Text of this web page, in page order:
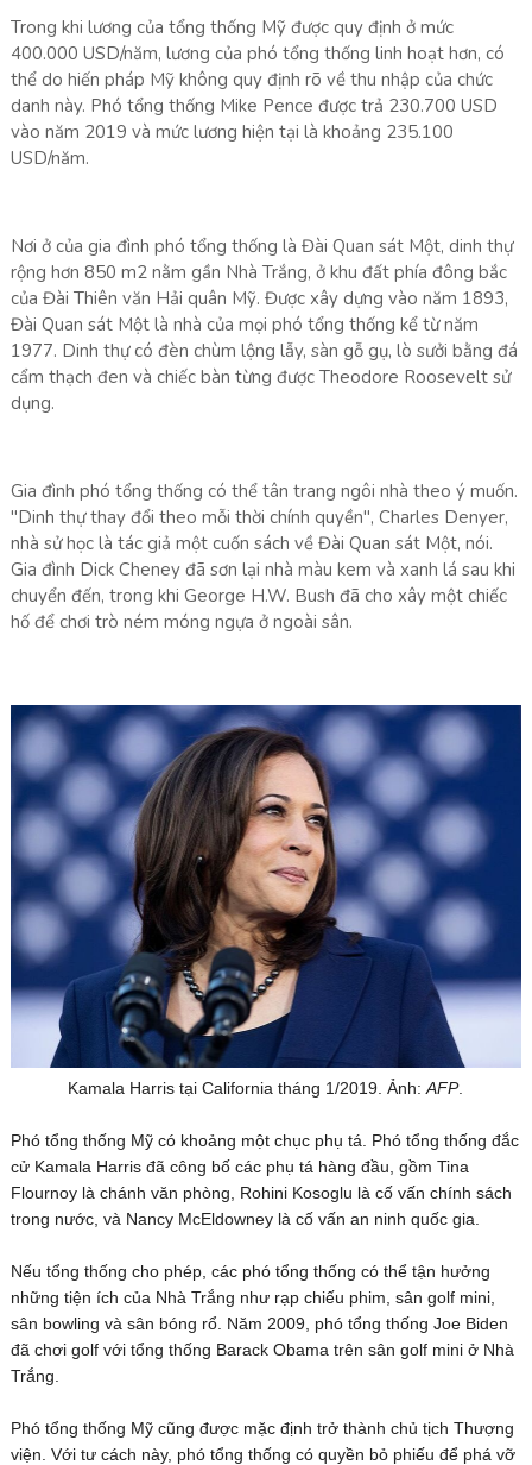
Trong khi lương của tổng thống Mỹ được quy định ở mức
400.000 USD/năm, lương của phó tổng thống linh hoạt hơn, có
thể do hiến pháp Mỹ không quy định rõ về thu nhập của chức
danh này. Phó tổng thống Mike Pence được trả 230.700 USD
vào năm 2019 và mức lương hiện tại là khoảng 235.100
USD/năm.
Nơi ở của gia đình phó tổng thống là Đài Quan sát Một, dinh thự
rộng hơn 850 m2 nằm gần Nhà Trắng, ở khu đất phía đông bắc
của Đài Thiên văn Hải quân Mỹ. Được xây dựng vào năm 1893,
Đài Quan sát Một là nhà của mọi phó tổng thống kể từ năm
1977. Dinh thự có đèn chùm lộng lẫy, sàn gỗ gụ, lò sưởi bằng đá
cẩm thạch đen và chiếc bàn từng được Theodore Roosevelt sử
dụng.
Gia đình phó tổng thống có thể tân trang ngôi nhà theo ý muốn.
"Dinh thự thay đổi theo mỗi thời chính quyền", Charles Denyer,
nhà sử học là tác giả một cuốn sách về Đài Quan sát Một, nói.
Gia đình Dick Cheney đã sơn lại nhà màu kem và xanh lá sau khi
chuyển đến, trong khi George H.W. Bush đã cho xây một chiếc
hố để chơi trò ném móng ngựa ở ngoài sân.
Kamala Harris tại California tháng 1/2019. Ảnh:AFP.
Phó tổng thống Mỹ có khoảng một chục phụ tá. Phó tổng thống đắc
cử Kamala Harris đã công bố các phụ tá hàng đầu, gồm Tina
Flournoy là chánh văn phòng, Rohini Kosoglu là cố vấn chính sách
trong nước, và Nancy McEldowney là cố vấn an ninh quốc gia.
Nếu tổng thống cho phép, các phó tổng thống có thể tận hưởng
những tiện ích của Nhà Trắng như rạp chiếu phim, sân golf mini,
sân bowling và sân bóng rổ. Năm 2009, phó tổng thống Joe Biden
đã chơi golf với tổng thống Barack Obama trên sân golf mini ở Nhà
Trắng.
Phó tổng thống Mỹ cũng được mặc định trở thành chủ tịch Thượng
viện. Với tư cách này, phó tổng thống có quyền bỏ phiếu để phá vỡ